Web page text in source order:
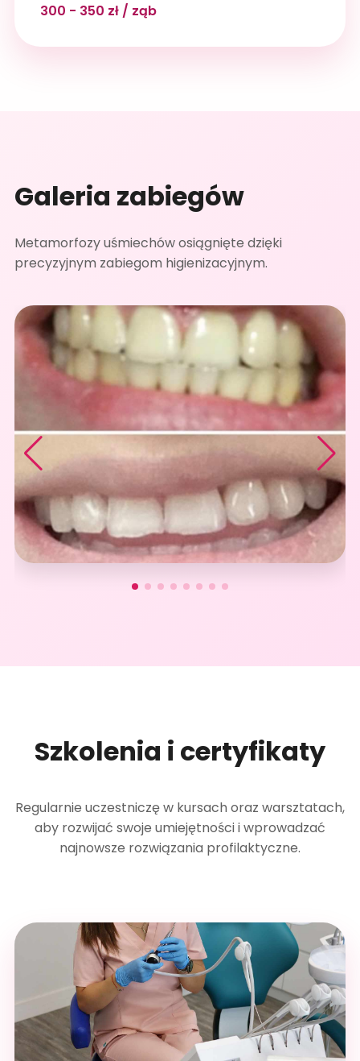
300 - 350 zł / ząb
Galeria zabiegów
Metamorfozy uśmiechów osiągnięte dzięki
precyzyjnym zabiegom higienizacyjnym.
Szkolenia i certyfikaty
Regularnie uczestniczę w kursach oraz warsztatach,
aby rozwijać swoje umiejętności i wprowadzać
najnowsze rozwiązania profilaktyczne.